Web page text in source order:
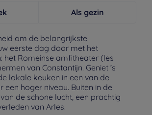
Als gezin
om de belangrijkste
eerste dag door met het
Romeinse amfitheater (les
van Constantijn. Geniet ’s
lokale keuken in een van de
hoger niveau. Buiten in de
de schone lucht, een prachtig
van Arles.